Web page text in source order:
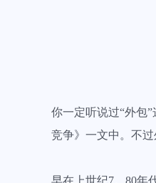
你一定听说过“外包
竞争》一文中。不过
早在上世纪7、80年